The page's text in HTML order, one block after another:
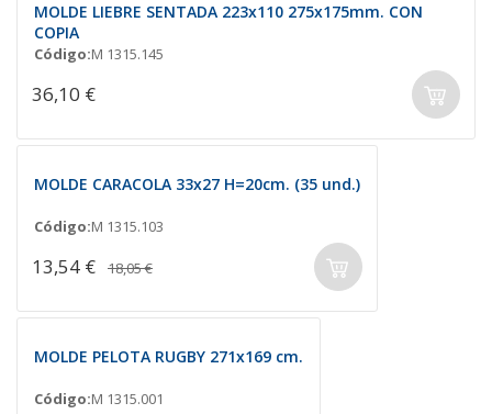
MOLDE LIEBRE SENTADA 223x110 275x175mm. CON
COPIA
Código:M 1315.145
36,10 €
MOLDE CARACOLA 33x27 H=20cm. (35 und.)
Código:M 1315.103
13,54 € 18,05 €
MOLDE PELOTA RUGBY 271x169 cm.
Código:M 1315.001